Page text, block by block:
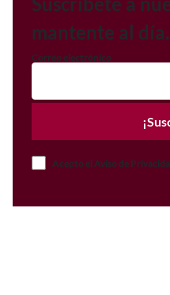
mantente al día.
Correo electrónico
Acepto el Aviso de